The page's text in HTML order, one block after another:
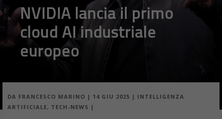
NVIDIA lancia il primo
cloud AI industriale
europeo
DA FRANCESCO MARINO | 14 GIU 2025 | INTELLIGENZA
ARTIFICIALE, TECH-NEWS |